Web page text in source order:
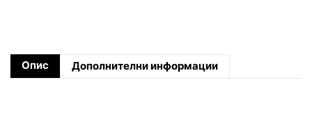
Опис Дополнителни информации